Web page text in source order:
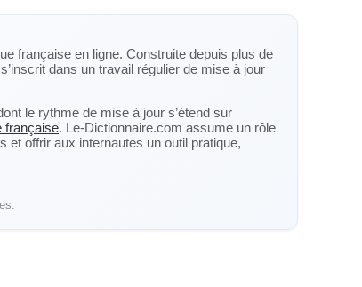
française en ligne. Construite depuis plus de
s’inscrit dans un travail régulier de mise à jour
le rythme de mise à jour s’étend sur
française. Le-Dictionnaire.com assume un rôle
et offrir aux internautes un outil pratique,